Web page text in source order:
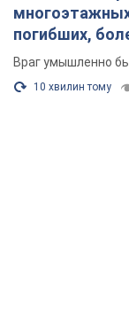
погибших,
Враг умышленно
10 хвилин тому